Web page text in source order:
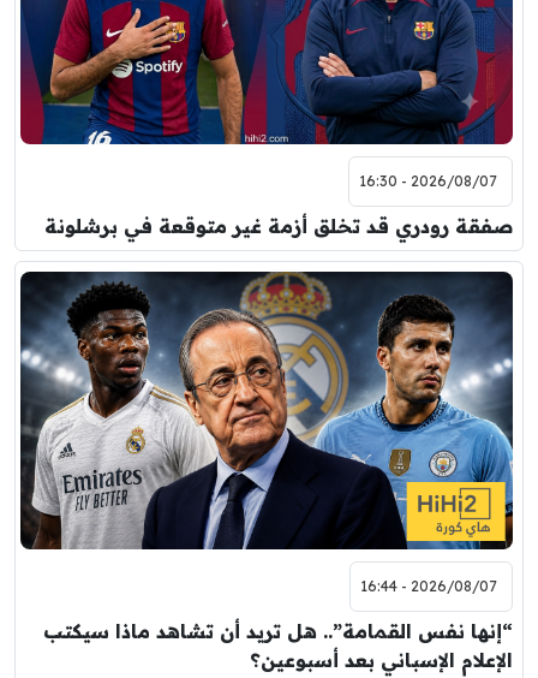
اودينيزي
مباراة ودية
برشلونة
2026/08/07 - 16:30
صفقة رودري قد تخلق أزمة غير متوقعة في برشلونة
2026/08/07 - 16:44
“إنها نفس القمامة”.. هل تريد أن تشاهد ماذا سيكتب
الإعلام الإسباني بعد أسبوعين؟